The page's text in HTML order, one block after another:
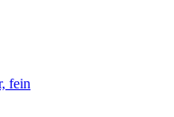
fein